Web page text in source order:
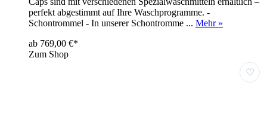
perfekt abgestimmt auf Ihre Waschprogramme. -
Schontrommel - In unserer Schontromme ... Mehr »
ab 769,00 €*
Zum Shop
♡